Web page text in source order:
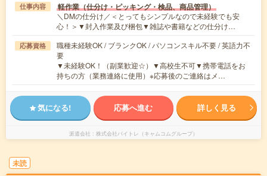
仕事内容 軽作業（仕分け・ピッキング・検品、商品管理）
＼DMの仕分け／＜とってもシンプルなので未経験でも安
心！＞▼封入作業及び梱包▼雑誌や書籍などの仕分け…
応募資格
職種未経験OK / ブランクOK / パソコンスキル不要 / 英語力不
要
▼未経験OK！（副業歓迎☆）▼高校生不可▼携帯電話をお
持ちの方（業務連絡に使用）※応募後のご連絡はメ…
気になる! 応募へ進む 詳しく見る
派遣会社 株式会社バイトレ（キャムコムグループ）
未読